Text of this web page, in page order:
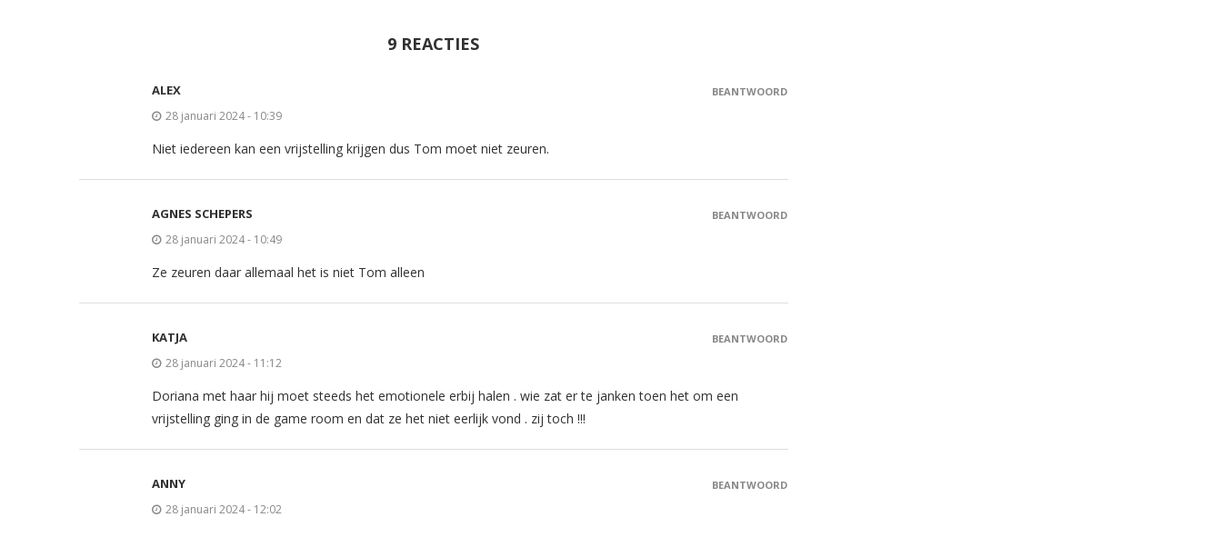
9 REACTIES
ALEX
28 januari 2024 - 10:39
Niet iedereen kan een vrijstelling krijgen dus Tom moet niet zeuren.
BEANTWOORD
AGNES SCHEPERS
28 januari 2024 - 10:49
Ze zeuren daar allemaal het is niet Tom alleen
BEANTWOORD
KATJA
28 januari 2024 - 11:12
Doriana met haar hij moet steeds het emotionele erbij halen . wie zat er te janken toen het om een
vrijstelling ging in de game room en dat ze het niet eerlijk vond . zij toch !!!
BEANTWOORD
ANNY
28 januari 2024 - 12:02
BEANTWOORD